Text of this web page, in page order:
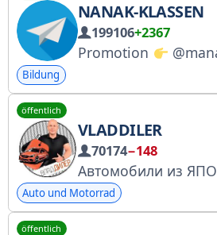
NANAK-KLASSEN
199106+2367
Promotion
Bildung
öffentlich
VLADDILER
70174−148
Автомобили из
Auto und Motorrad
öffentlich